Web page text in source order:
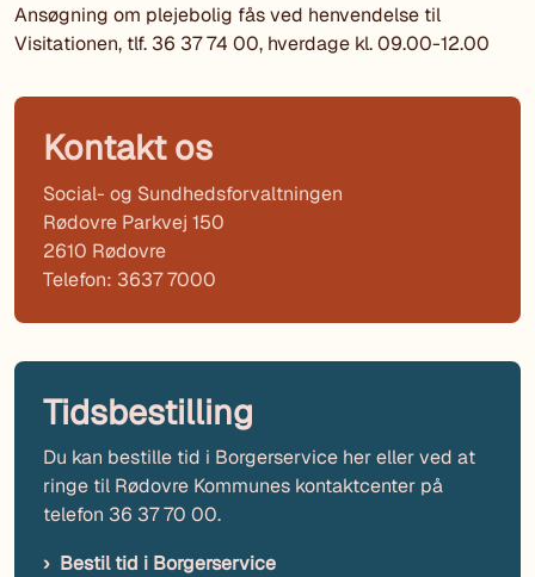
Ansøgning om plejebolig fås ved henvendelse til
Visitationen, tlf. 36 37 74 00, hverdage kl. 09.00-12.00
Kontakt os
Social- og Sundhedsforvaltningen
Rødovre Parkvej 150
2610 Rødovre
Telefon: 3637 7000
Tidsbestilling
Du kan bestille tid i Borgerservice her eller ved at
ringe til Rødovre Kommunes kontaktcenter på
telefon 36 37 70 00.
Bestil tid i Borgerservice